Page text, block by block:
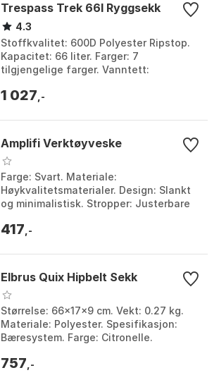
Trespass Trek 66l Ryggsekk
4.3
Stoffkvalitet: 600D Polyester Ripstop.
Kapacitet: 66 liter. Farger: 7
tilgjengelige farger. Vanntett:
Ash, Olive. Størrel...
1 027 ,-
Amplifi Verktøyveske
Farge: Svart. Materiale:
Høykvalitetsmaterialer. Design: Slankt
og minimalistisk. Stropper: Justerbare
One Size.
417 ,-
Elbrus Quix Hipbelt Sekk
Størrelse: 66x17x9 cm. Vekt: 0.27 kg.
Materiale: Polyester. Spesifikasjon:
Bæresystem. Farge: Citronelle.
757 ,-